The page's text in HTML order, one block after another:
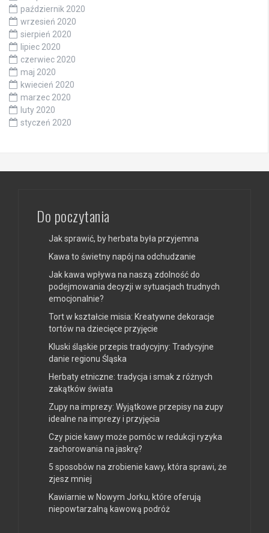
październik 2020
wrzesień 2020
sierpień 2020
lipiec 2020
czerwiec 2020
maj 2020
kwiecień 2020
marzec 2020
luty 2020
styczeń 2020
Do poczytania
Jak sprawić, by herbata była przyjemna
Kawa to świetny napój na odchudzanie
Jak kawa wpływa na naszą zdolność do
podejmowania decyzji w sytuacjach trudnych
emocjonalnie?
Tort w kształcie misia: Kreatywne dekoracje
tortów na dziecięce przyjęcie
Kluski śląskie przepis tradycyjny: Tradycyjne
danie regionu Śląska
Herbaty etniczne: tradycja i smak z różnych
zakątków świata
Zupy na imprezy: Wyjątkowe przepisy na zupy
idealne na imprezy i przyjęcia
Czy picie kawy może pomóc w redukcji ryzyka
zachorowania na jaskrę?
5 sposobów na zrobienie kawy, która sprawi, że
zjesz mniej
Kawiarnie w Nowym Jorku, które oferują
niepowtarzalną kawową podróż